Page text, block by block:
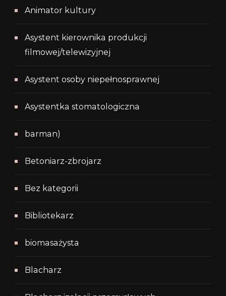
Animator kultury
Asystent kierownika produkcji
filmowej/telewizyjnej
Asystent osoby niepełnosprawnej
Asystentka stomatologiczna
barman)
Betoniarz-zbrojarz
Bez kategorii
Bibliotekarz
biomasażysta
Blacharz